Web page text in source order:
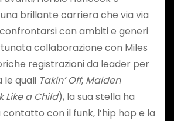
brillante carriera che via via
con ambiti e generi
collaborazione con Miles
registrazioni da leader per
le quali Takin’ Off, Maiden
Like a Child), la sua stella ha
con il funk, l’hip hop e la